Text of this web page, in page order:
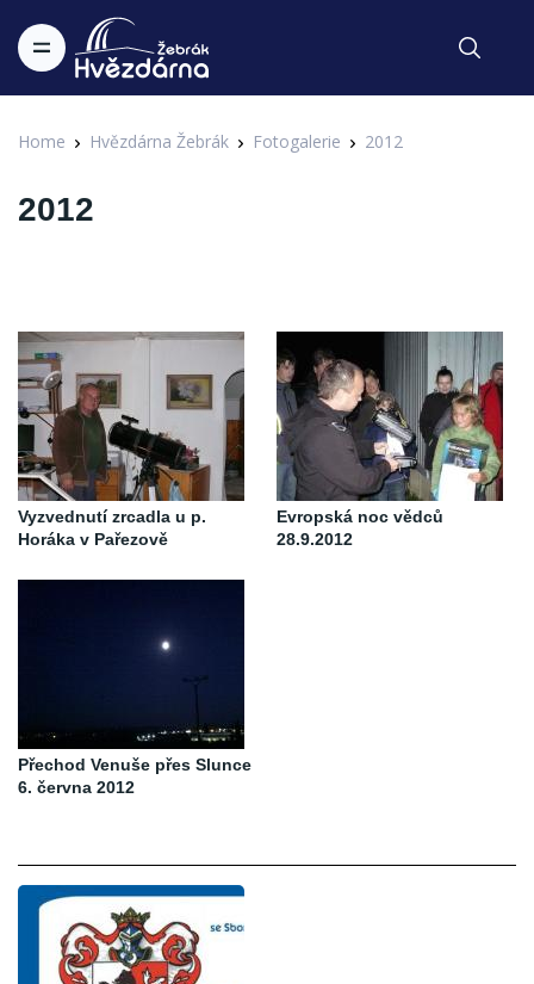
Home Hvězdárna Žebrák Fotogalerie 2012
2012
Vyzvednutí zrcadla u p.
Horáka v Pařezově
Evropská noc vědců
28.9.2012
Přechod Venuše přes Slunce
6. června 2012